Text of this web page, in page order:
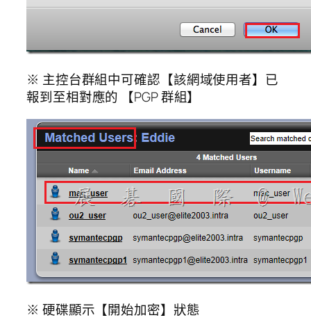
※ 主控台群組中可確認【該網域使用者】已
報到至相對應的 【PGP 群組】
※ 硬碟顯示【開始加密】狀態